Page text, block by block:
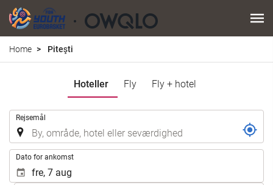
Home Piteşti
Hoteller Fly Fly + hotel
Rejsemål
Dato for ankomst